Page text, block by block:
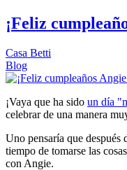
¡Feliz
Casa Betti
Blog
¡Vaya que ha sido un día
celebrar de una manera
Uno pensaría que después
tiempo de tomarse las
con Angie.